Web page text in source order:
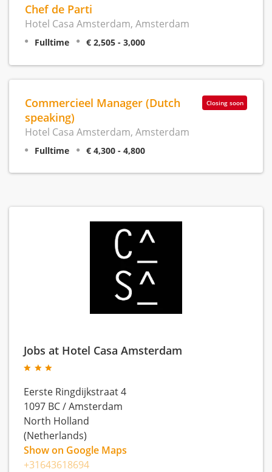
Chef de Parti
Hotel Casa Amsterdam, Amsterdam
Fulltime € 2,505 - 3,000
Closing soon
Commercieel Manager (Dutch
speaking)
Hotel Casa Amsterdam, Amsterdam
Fulltime € 4,300 - 4,800
Jobs at Hotel Casa Amsterdam
Eerste Ringdijkstraat 4
1097 BC/Amsterdam
North Holland
(Netherlands)
Show on Google Maps
+31643618694